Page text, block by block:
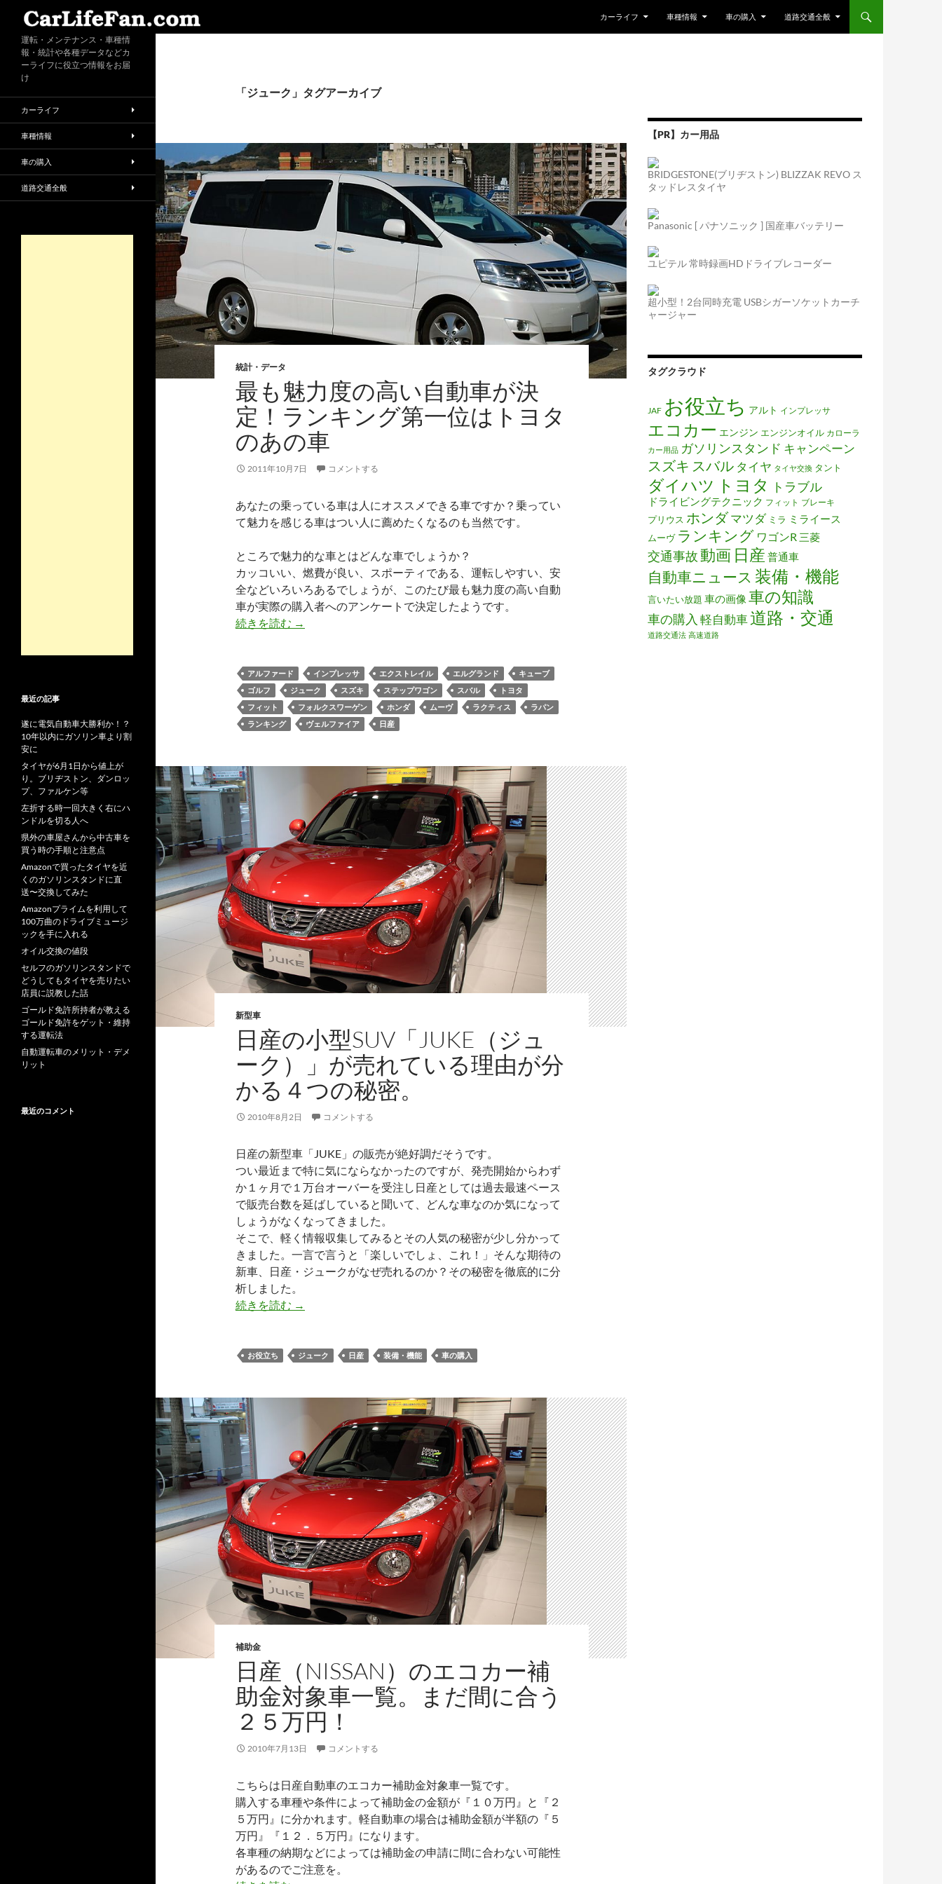
カーライフ
車種情報 車の購入 道路交通全般
「ジューク」タグアーカイブ
統計・データ
最も魅力度の高い自動車が決
定！ランキング第一位はトヨタ
のあの車
2011年10月7日 コメントする
あなたの乗っている車は人にオススメできる車ですか？乗ってい
て魅力を感じる車はつい人に薦めたくなるのも当然です。
ところで魅力的な車とはどんな車でしょうか？
カッコいい、燃費が良い、スポーティである、運転しやすい、安
全などいろいろあるでしょうが、このたび最も魅力度の高い自動
車が実際の購入者へのアンケートで決定したようです。
続きを読む →
アルファード インプレッサ エクストレイル エルグランド
キューブ
ゴルフ
ジューク スズキ ステップワゴン スバル
トヨタ
フィット
フォルクスワーゲン ホンダ ムーヴ ラクティス
ラパン
ランキング
ヴェルファイア 日産
新型車
日産の小型SUV「JUKE（ジュ
ーク）」が売れている理由が分
かる４つの秘密。
2010年8月2日 コメントする
日産の新型車「JUKE」の販売が絶好調だそうです。
つい最近まで特に気にならなかったのですが、発売開始からわず
か１ヶ月で１万台オーバーを受注し日産としては過去最速ペース
で販売台数を延ばしていると聞いて、どんな車なのか気になって
しょうがなくなってきました。
そこで、軽く情報収集してみるとその人気の秘密が少し分かって
きました。一言で言うと「楽しいでしょ、これ！」そんな期待の
新車、日産・ジュークがなぜ売れるのか？その秘密を徹底的に分
析しました。
続きを読む →
お役立ち ジューク 日産 装備・機能 車の購入
補助金
日産（NISSAN）のエコカー補
助金対象車一覧。まだ間に合う
２５万円！
2010年7月13日 コメントする
こちらは日産自動車のエコカー補助金対象車一覧です。
購入する車種や条件によって補助金の金額が『１０万円』と『２
５万円』に分かれます。軽自動車の場合は補助金額が半額の『５
万円』『１２．５万円』になります。
各車種の納期などによっては補助金の申請に間に合わない可能性
があるのでご注意を。
【PR】カー用品
BRIDGESTONE(ブリヂストン) BLIZZAK REVO ス
タッドレスタイヤ
Panasonic [ パナソニック ] 国産車バッテリー
ユピテル 常時録画HDドライブレコーダー
超小型！2台同時充電 USBシガーソケットカーチ
ャージャー
タグクラウド
JAF お役立ち アルト インプレッサ
エコカー エンジン エンジンオイル カローラ
カー用品 ガソリンスタンド キャンペーン
スズキ スバル タイヤ タイヤ交換 タント
ダイハツ トヨタ トラブル
ドライビングテクニック フィット ブレーキ
プリウス ホンダマツダ ミラ ミライース
ムーヴ ランキング ワゴンR 三菱
交通事故動画 日産 普通車
自動車ニュース 装備・機能
言いたい放題 車の画像 車の知識
車の購入 軽自動車道路・交通
道路交通法 高速道路
運転・メンテナンス・車種情
報・統計や各種データなどカ
ーライフに役立つ情報をお届
け
カーライフ
車種情報
車の購入
道路交通全般
最近の記事
遂に電気自動車大勝利か！？
10年以内にガソリン車より割
安に
タイヤが6月1日から値上が
り。ブリヂストン、ダンロッ
プ、ファルケン等
左折する時一回大きく右にハ
ンドルを切る人へ
県外の車屋さんから中古車を
買う時の手順と注意点
Amazonで買ったタイヤを近
くのガソリンスタンドに直
送〜交換してみた
Amazonプライムを利用して
100万曲のドライブミュージ
ックを手に入れる
オイル交換の値段
セルフのガソリンスタンドで
どうしてもタイヤを売りたい
店員に説教した話
ゴールド免許所持者が教える
ゴールド免許をゲット・維持
する運転法
自動運転車のメリット・デメ
リット
最近のコメント